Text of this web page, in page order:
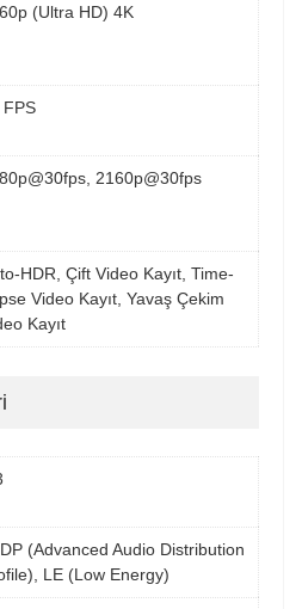
(Ultra HD) 4K
2160p@30fps
HDR, Çift Video Kayıt, Time-
Video Kayıt, Yavaş Çekim
Kayıt
(Advanced Audio Distribution
LE (Low Energy)